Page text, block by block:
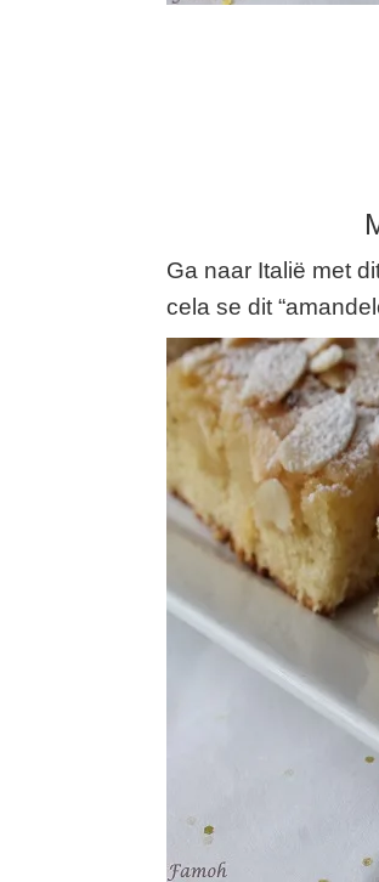
Ga naar Italië met
cela se dit